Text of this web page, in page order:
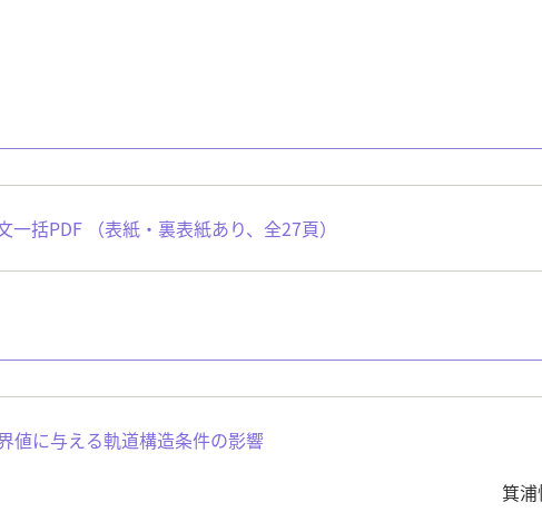
括PDF （表紙・裏表紙あり、全27頁）
値に与える軌道構造条件の影響
箕